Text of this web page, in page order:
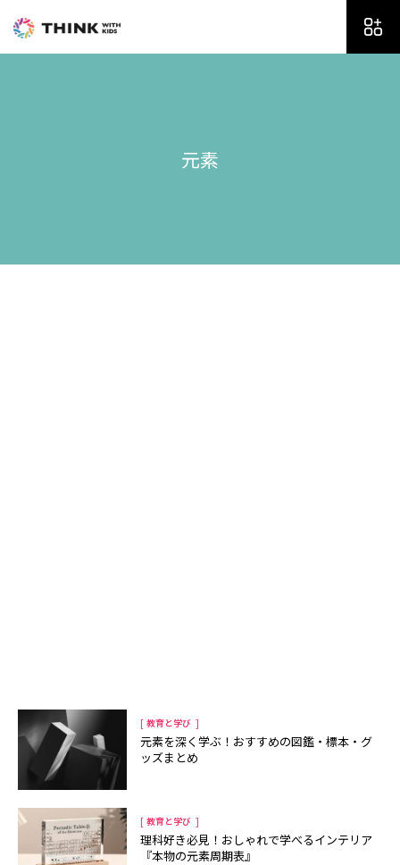
を
元素
[ 教育と学び ]
元素を深く学ぶ！おすすめの図鑑・標本・グ
ッズまとめ
[ 教育と学び ]
理科好き必見！おしゃれで学べるインテリア
『本物の元素周期表』